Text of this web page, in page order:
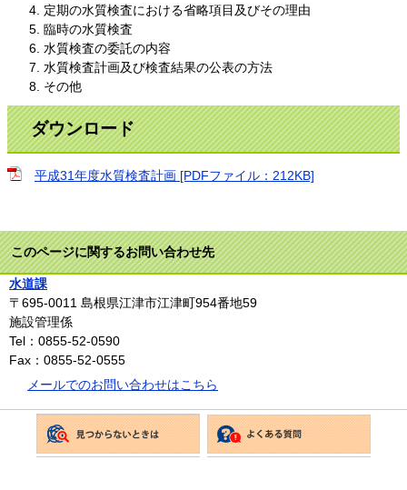
定期の水質検査における省略項目及びその理由
臨時の水質検査
水質検査の委託の内容
水質検査計画及び検査結果の公表の方法
その他
ダウンロード
平成31年度水質検査計画 [PDFファイル：212KB]
このページに関するお問い合わせ先
水道課
〒695-0011 島根県江津市江津町954番地59
施設管理係
Tel：0855-52-0590
Fax：0855-52-0555
メールでのお問い合わせはこちら